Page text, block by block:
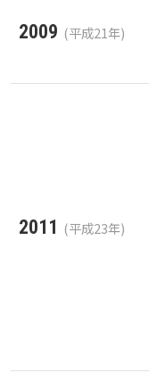
2009 (平成21年)
2011 (平成23年)